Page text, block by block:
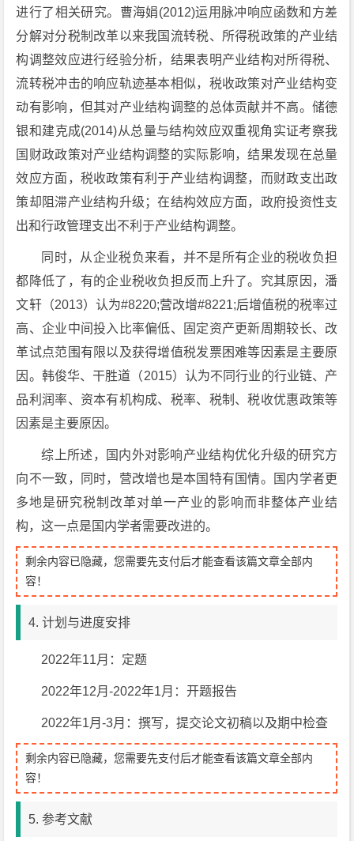
进行了相关研究。曹海娟(2012)运用脉冲响应函数和方差
分解对分税制改革以来我国流转税、所得税政策的产业结
构调整效应进行经验分析，结果表明产业结构对所得税、
流转税冲击的响应轨迹基本相似，税收政策对产业结构变
动有影响，但其对产业结构调整的总体贡献并不高。储德
银和建克成(2014)从总量与结构效应双重视角实证考察我
国财政政策对产业结构调整的实际影响，结果发现在总量
效应方面，税收政策有利于产业结构调整，而财政支出政
策却阻滞产业结构升级；在结构效应方面，政府投资性支
出和行政管理支出不利于产业结构调整。
同时，从企业税负来看，并不是所有企业的税收负担
都降低了，有的企业税收负担反而上升了。究其原因，潘
文轩（2013）认为#8220;营改增#8221;后增值税的税率过
高、企业中间投入比率偏低、固定资产更新周期较长、改
革试点范围有限以及获得增值税发票困难等因素是主要原
因。韩俊华、干胜道（2015）认为不同行业的行业链、产
品利润率、资本有机构成、税率、税制、税收优惠政策等
因素是主要原因。
综上所述，国内外对影响产业结构优化升级的研究方
向不一致，同时，营改增也是本国特有国情。国内学者更
多地是研究税制改革对单一产业的影响而非整体产业结
构，这一点是国内学者需要改进的。
剩余内容已隐藏，您需要先支付后才能查看该篇文章全部内
容！
4. 计划与进度安排
2022年11月：定题
2022年12月-2022年1月：开题报告
2022年1月-3月：撰写，提交论文初稿以及期中检查
剩余内容已隐藏，您需要先支付后才能查看该篇文章全部内
容！
5. 参考文献